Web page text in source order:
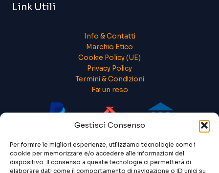
Gestisci Consenso
Per fornire le migliori esperienze, utilizziamo tecnologie come i
cookie per memorizzare e/o accedere alle informazioni del
dispositivo. Il consenso a queste tecnologie ci permetterà di
elaborare dati come il comportamento di navigazione o ID unici su
Link Utili
Info & Contatti
Marchio Etico
Cookie Policy (UE)
Privacy Policy
Termini & Condizioni
Fai un reso